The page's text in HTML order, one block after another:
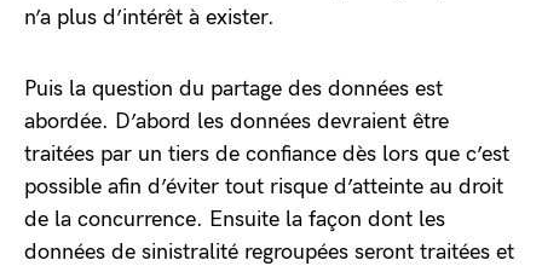
n’a plus d’intérêt à exister.
Puis la question du partage des données est
abordée. D’abord les données devraient être
traitées par un tiers de confiance dès lors que c’est
possible afin d’éviter tout risque d’atteinte au droit
de la concurrence. Ensuite la façon dont les
données de sinistralité regroupées seront traitées et